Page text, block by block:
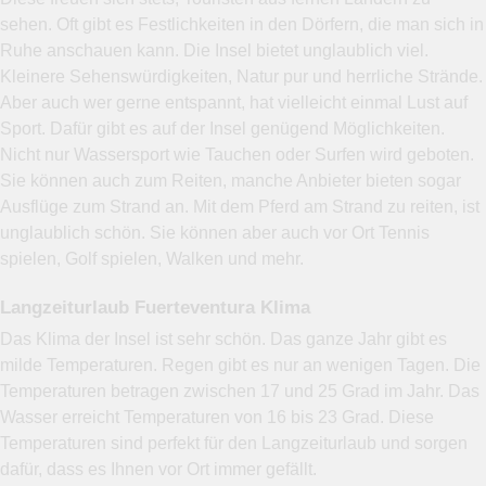
sehen. Oft gibt es Festlichkeiten in den Dörfern, die man sich in
Ruhe anschauen kann. Die Insel bietet unglaublich viel.
Kleinere Sehenswürdigkeiten, Natur pur und herrliche Strände.
Aber auch wer gerne entspannt, hat vielleicht einmal Lust auf
Sport. Dafür gibt es auf der Insel genügend Möglichkeiten.
Nicht nur Wassersport wie Tauchen oder Surfen wird geboten.
Sie können auch zum Reiten, manche Anbieter bieten sogar
Ausflüge zum Strand an. Mit dem Pferd am Strand zu reiten, ist
unglaublich schön. Sie können aber auch vor Ort Tennis
spielen, Golf spielen, Walken und mehr.
Langzeiturlaub Fuerteventura Klima
Das Klima der Insel ist sehr schön. Das ganze Jahr gibt es
milde Temperaturen. Regen gibt es nur an wenigen Tagen. Die
Temperaturen betragen zwischen 17 und 25 Grad im Jahr. Das
Wasser erreicht Temperaturen von 16 bis 23 Grad. Diese
Temperaturen sind perfekt für den Langzeiturlaub und sorgen
dafür, dass es Ihnen vor Ort immer gefällt.